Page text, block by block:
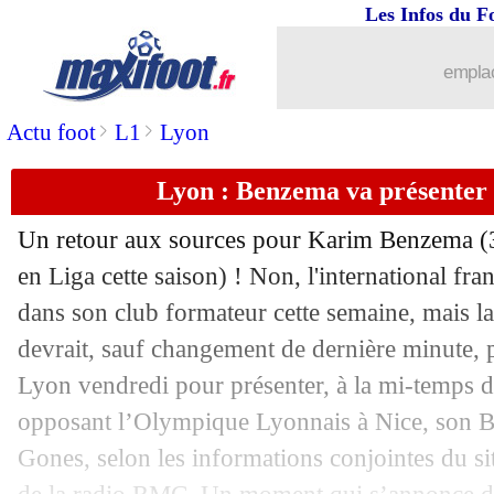
Actu foot> L1 > Lyon
Les Infos du
Lyon : Benzema va
Un retour aux sources pour Karim Benzema
en Liga cette saison) ! Non, l'international
dans son club formateur cette semaine, mais
devrait, sauf changement de dernière minute,
Lyon vendredi pour présenter, à la mi-temps
opposant l’Olympique Lyonnais à Nice, son
Gones, selon les informations conjointes du
Lyon: deux recrues souhaitées par
08/11 Belgique: Lukaku, Martinez dans le
: un communiqué contre la
08/11 Real: Liverpool, Ancelotti attend du
08/11 Man City: le Barça n'a pas oublié
08/11 Brésil : Tite justifie le choix Dani
08/11 Man City: Guardiola et son respect
08/11 CdM 2022: Sampaoli dézingue le